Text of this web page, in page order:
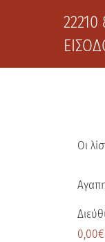
22210
Οι
0,00€